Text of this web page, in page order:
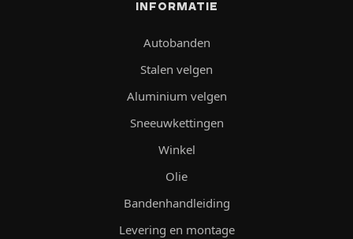
INFORMATIE
Autobanden
Stalen velgen
Aluminium velgen
Sneeuwkettingen
Winkel
Olie
Bandenhandleiding
Levering en montage